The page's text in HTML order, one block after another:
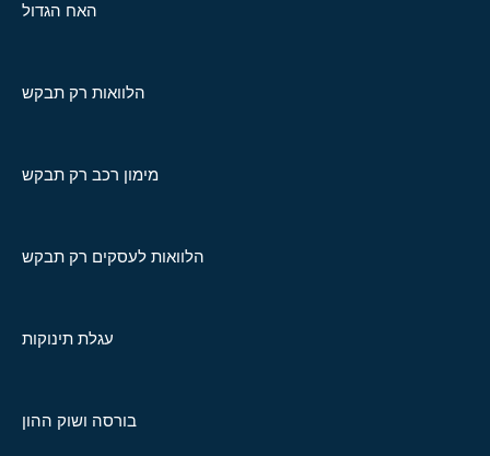
האח הגדול
הלוואות רק תבקש
מימון רכב רק תבקש
הלוואות לעסקים רק תבקש
עגלת תינוקות
בורסה ושוק ההון